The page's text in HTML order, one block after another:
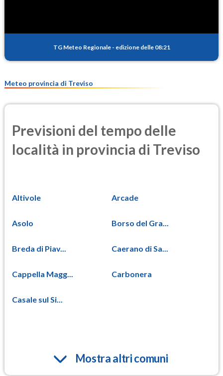
TG Meteo Regionale - edizione delle 08:21
Meteo provincia di Treviso
Previsioni del tempo delle
località in provincia di Treviso
Altivole Arcade
Asolo Borso del Gra...
Breda di Piav... Caerano di Sa...
Cappella Magg... Carbonera
Casale sul Si...
Mostra altri comuni